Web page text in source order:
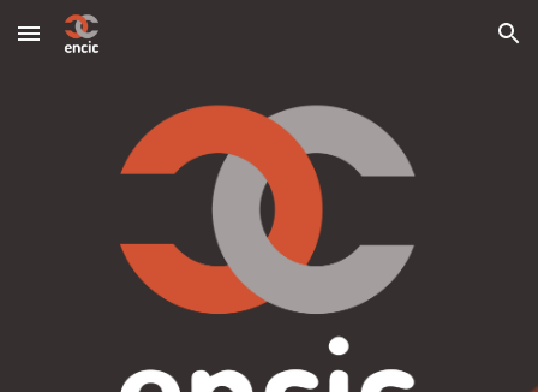
Skip to main content Skip to navigation